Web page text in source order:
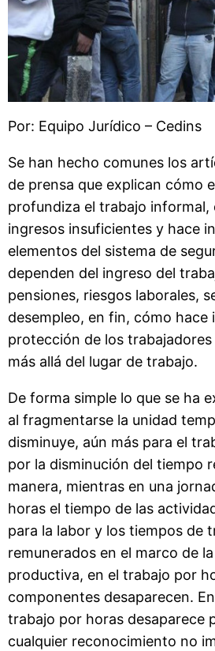
Por: Equipo Jurídico – Cedins
Se han hecho comunes los
de prensa que explican cómo
profundiza el trabajo informal,
ingresos insuficientes y hace
elementos del sistema de
dependen del ingreso del
pensiones, riesgos laborales,
desempleo, en fin, cómo hace
protección de los
más allá del lugar de trabajo.
De forma simple lo que se ha
al fragmentarse la unidad
disminuye, aún más para el
por la disminución del tiempo
manera, mientras en una
horas el tiempo de las
para la labor y los tiempos de
remunerados en el marco de
productiva, en el trabajo por
componentes desaparecen.
trabajo por horas desaparece
cualquier reconocimiento no